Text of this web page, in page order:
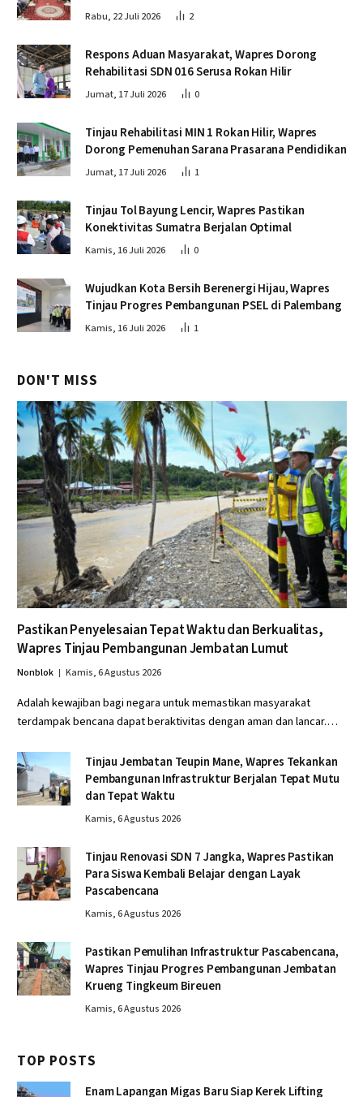
Rabu, 22 Juli 2026 2
Respons Aduan Masyarakat, Wapres Dorong
Rehabilitasi SDN 016 Serusa Rokan Hilir
Jumat, 17 Juli 2026 0
Tinjau Rehabilitasi MIN 1 Rokan Hilir, Wapres
Dorong Pemenuhan Sarana Prasarana Pendidikan
Jumat, 17 Juli 2026 1
Tinjau Tol Bayung Lencir, Wapres Pastikan
Konektivitas Sumatra Berjalan Optimal
Kamis, 16 Juli 2026 0
Wujudkan Kota Bersih Berenergi Hijau, Wapres
Tinjau Progres Pembangunan PSEL di Palembang
Kamis, 16 Juli 2026 1
DON'T MISS
Pastikan Penyelesaian Tepat Waktu dan Berkualitas,
Wapres Tinjau Pembangunan Jembatan Lumut
Nonblok Kamis, 6 Agustus 2026
Adalah kewajiban bagi negara untuk memastikan masyarakat
terdampak bencana dapat beraktivitas dengan aman dan lancar.…
Tinjau Jembatan Teupin Mane, Wapres Tekankan
Pembangunan Infrastruktur Berjalan Tepat Mutu
dan Tepat Waktu
Kamis, 6 Agustus 2026
Tinjau Renovasi SDN 7 Jangka, Wapres Pastikan
Para Siswa Kembali Belajar dengan Layak
Pascabencana
Kamis, 6 Agustus 2026
Pastikan Pemulihan Infrastruktur Pascabencana,
Wapres Tinjau Progres Pembangunan Jembatan
Krueng Tingkeum Bireuen
Kamis, 6 Agustus 2026
TOP POSTS
Enam Lapangan Migas Baru Siap Kerek Lifting